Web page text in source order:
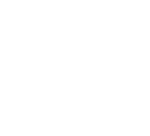
зарубежных артистах